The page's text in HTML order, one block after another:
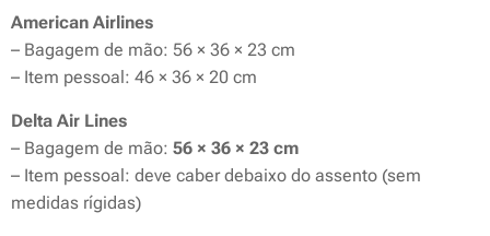
American Airlines
– Bagagem de mão: 56 × 36 × 23 cm
– Item pessoal: 46 × 36 × 20 cm
Delta Air Lines
– Bagagem de mão: 56 × 36 × 23 cm
– Item pessoal: deve caber debaixo do assento (sem
medidas rígidas)